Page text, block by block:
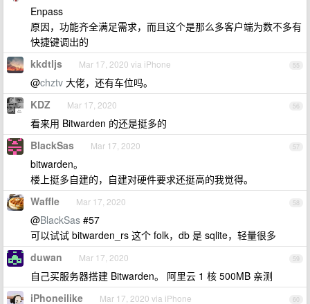
Enpass
原因，功能齐全满足需求，而且这个是那么多客户端为数不多有
快捷键调出的
55
kkdtljs Mar 17, 2020 via iPhone
@chztv 大佬，还有车位吗。
56
KDZ Mar 17, 2020
看来用 Bitwarden 的还是挺多的
57
BlackSas Mar 17, 2020
bitwarden。
楼上挺多自建的，自建对硬件要求还挺高的我觉得。
58
Waffle Mar 17, 2020
@BlackSas #57
可以试试 bitwarden_rs 这个 folk，db 是 sqlite，轻量很多
59
duwan Mar 17, 2020
自己买服务器搭建 Bitwarden。 阿里云 1 核 500MB 亲测
60
iPhoneilike Mar 17, 2020 via iPhone